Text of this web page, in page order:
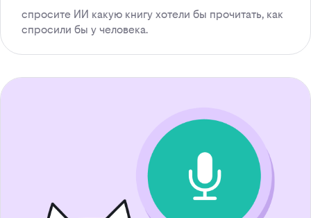
спросите ИИ какую книгу хотели бы прочитать, как
спросили бы у человека.